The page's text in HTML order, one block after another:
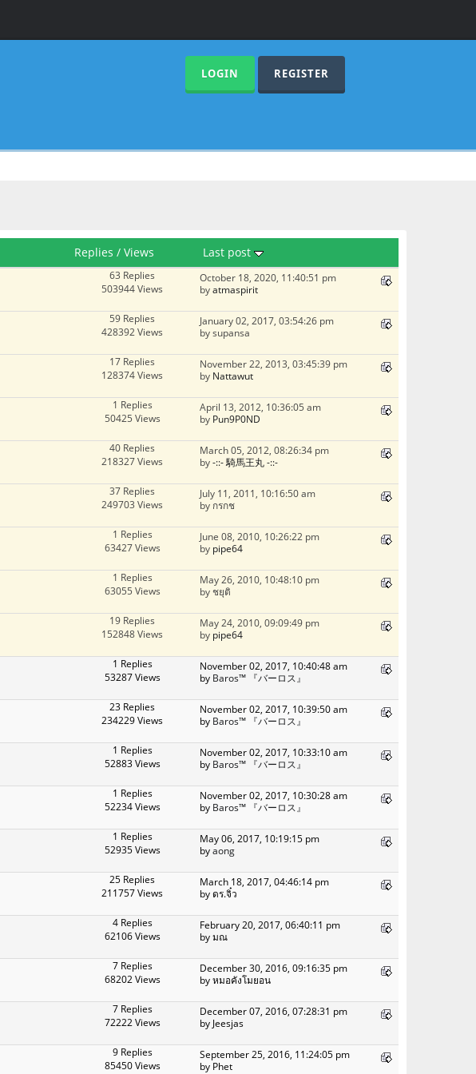
LOGIN REGISTER
Replies / Views
Last post
63 Replies
503944 Views
October 18, 2020, 11:40:51 pm
byatmaspirit
59 Replies
428392 Views
January 02, 2017, 03:54:26 pm
by supansa
17 Replies
128374 Views
November 22, 2013, 03:45:39 pm
by Nattawut
1 Replies
50425 Views
April 13, 2012, 10:36:05 am
by Pun9P0ND
40 Replies
218327 Views
March 05, 2012, 08:26:34 pm
by-::- 騎馬王丸 -::-
37 Replies
249703 Views
July 11, 2011, 10:16:50 am
by กรกช
1 Replies
63427 Views
June 08, 2010, 10:26:22 pm
by pipe64
1 Replies
63055 Views
May 26, 2010, 10:48:10 pm
by ชยุติ
19 Replies
152848 Views
May 24, 2010, 09:09:49 pm
by pipe64
1 Replies
53287 Views
November 02, 2017, 10:40:48 am
by Baros™ 『バーロス』
23 Replies
234229 Views
November 02, 2017, 10:39:50 am
by Baros™ 『バーロス』
1 Replies
52883 Views
November 02, 2017, 10:33:10 am
by Baros™ 『バーロス』
1 Replies
52234 Views
November 02, 2017, 10:30:28 am
by Baros™ 『バーロス』
1 Replies
52935 Views
May 06, 2017, 10:19:15 pm
byaong
25 Replies
211757 Views
March 18, 2017, 04:46:14 pm
by ดร.จิ๋ว
4 Replies
62106 Views
February 20, 2017, 06:40:11 pm
by มณ
7 Replies
68202 Views
December 30, 2016, 09:16:35 pm
by หมอคังโมยอน
7 Replies
72222 Views
December 07, 2016, 07:28:31 pm
by Jeesjas
9 Replies
85450 Views
September 25, 2016, 11:24:05 pm
by Phet